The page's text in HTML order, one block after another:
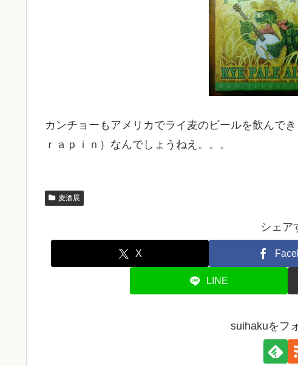
カンチョーもアメリカでライ麦のビールを飲んで
ｒａｐｉｎ）なんでしょうねえ。。。
麦酒展
シェア
X
LINE
suihakuをフ